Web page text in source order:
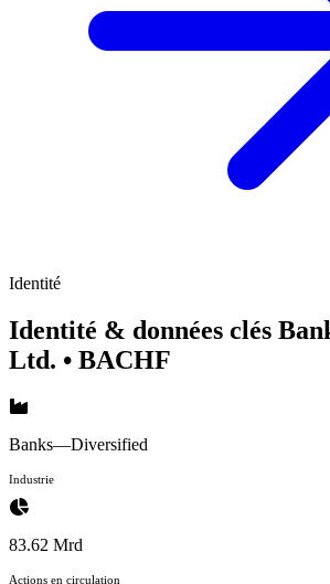
Identité
Identité & données clés
Ltd. • BACHF
Banks—Diversified
Industrie
83.62 Mrd
Actions en circulation